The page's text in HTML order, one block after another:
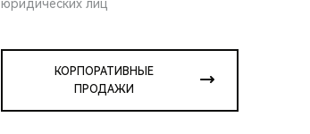
юридических лиц
КОРПОРАТИВНЫЕ
ПРОДАЖИ